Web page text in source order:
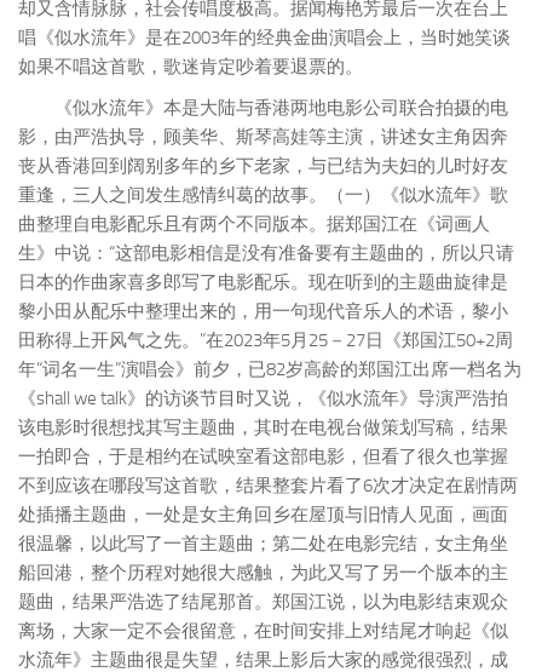
却又含情脉脉，社会传唱度极高。据闻梅艳芳最后一次在台上
唱《似水流年》是在2003年的经典金曲演唱会上，当时她笑谈
如果不唱这首歌，歌迷肯定吵着要退票的。
《似水流年》本是大陆与香港两地电影公司联合拍摄的电
影，由严浩执导，顾美华、斯琴高娃等主演，讲述女主角因奔
丧从香港回到阔别多年的乡下老家，与已结为夫妇的儿时好友
重逢，三人之间发生感情纠葛的故事。
（一）《似水流年》歌
曲整理自电影配乐且有两个不同版本。 据郑国江在《词画人
生》中说：“这部电影相信是没有准备要有主题曲的，所以只请
日本的作曲家喜多郎写了电影配乐。现在听到的主题曲旋律是
黎小田从配乐中整理出来的，用一句现代音乐人的术语，黎小
田称得上开风气之先。”在2023年5月25－27日《郑国江50+2周
年“词名一生”演唱会》前夕，已82岁高龄的郑国江出席一档名为
《shall we talk》的访谈节目时又说，《似水流年》导演严浩拍
该电影时很想找其写主题曲，其时在电视台做策划写稿，结果
一拍即合，于是相约在试映室看这部电影，但看了很久也掌握
不到应该在哪段写这首歌，结果整套片看了6次才决定在剧情两
处插播主题曲，一处是女主角回乡在屋顶与旧情人见面，画面
很温馨，以此写了一首主题曲；第二处在电影完结，女主角坐
船回港，整个历程对她很大感触，为此又写了另一个版本的主
题曲，结果严浩选了结尾那首。郑国江说，以为电影结束观众
离场，大家一定不会很留意，在时间安排上对结尾才响起《似
水流年》主题曲很是失望，结果上影后大家的感觉很强烈，成